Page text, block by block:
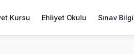
Kursu Ehliyet Okulu Sınav